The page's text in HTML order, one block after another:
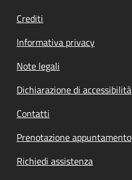
Crediti
Informativa privacy
Note legali
Dichiarazione di accessibilità
Contatti
Prenotazione appuntamento
Richiedi assistenza